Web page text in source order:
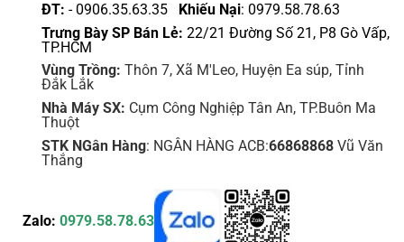
ĐT: - 0906.35.63.35 Khiếu Nại: 0979.58.78.63
Trưng Bày SP Bán Lẻ: 22/21 Đường Số 21, P8 Gò Vấp,
TP.HCM
Vùng Trồng: Thôn 7, Xã M'Leo, Huyện Ea súp, Tỉnh
Đắk Lắk
Nhà Máy SX: Cụm Công Nghiệp Tân An, TP.Buôn Ma
Thuột
STK NGân Hàng: NGÂN HÀNG ACB:66868868Vũ Văn
Thắng
Zalo: 0979.58.78.63